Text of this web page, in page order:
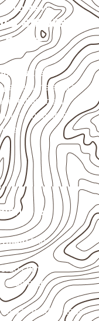
empresas
e
Naval em
será instalada,
cuidados de
formato e
e
são
com as
das bordas após